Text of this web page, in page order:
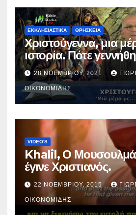
ΕΚΚΛΗΣΙΑΣΤΙΚΑ ΘΡΗΣΚΕΙΑ
Χριστούγεννα, μια
ιστορία. Πότε
Χριστός; (Βίντεο).
28 ΝΟΕΜΒΡΊΟΥ, 2021
ΟΙΚΟΝΟΜΊΔΗΣ
VIDEO'S
Khalil, Ο
έγινε Χριστιανός.
22 ΝΟΕΜΒΡΊΟΥ, 2015
ΟΙΚΟΝΟΜΊΔΗΣ